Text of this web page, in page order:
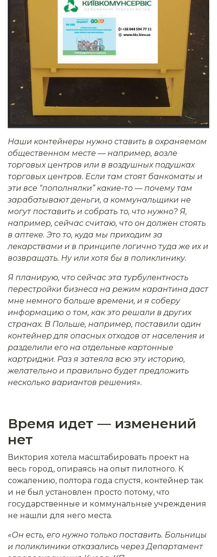
Наши контейнеры нужно ставить в охраняемом
общественном месте — например, возле
торговых центров или в воздушных подушках
торговых центров. Если там стоят банкоматы и
эти все “пополнялки” какие-то — почему там
зарабатывают деньги, а коммунальщики не
могут поставить и собрать то, что нужно? Я,
например, сейчас считаю, что он должен стоять
в аптеке. Это то, куда мы приходим за
лекарствами и в принципе логично туда же их и
возвращать. Ну или хотя бы в поликлинику.
Я планирую, что сейчас эта турбулентность
перестройки бизнеса на режим карантина даст
мне немного больше времени, и я соберу
информацию о том, как это решали в других
странах. В Польше, например, поставили один
контейнер для опасных отходов от населения и
разделили его на отдельные картонные
картриджи. Раз я затеяла всю эту историю,
желательно и правильно будет предложить
несколько вариантов решения».
Время идет — изменений
нет
Виктория хотела масштабировать проект на
весь город, опираясь на опыт пилотного. К
сожалению, полтора года спустя, контейнер так
и не был установлен просто потому, что
государственные и коммунальные учреждения
не нашли для него места.
«Он есть, его нужно только поставить. Больницы
и поликлиники отказались через Департамент